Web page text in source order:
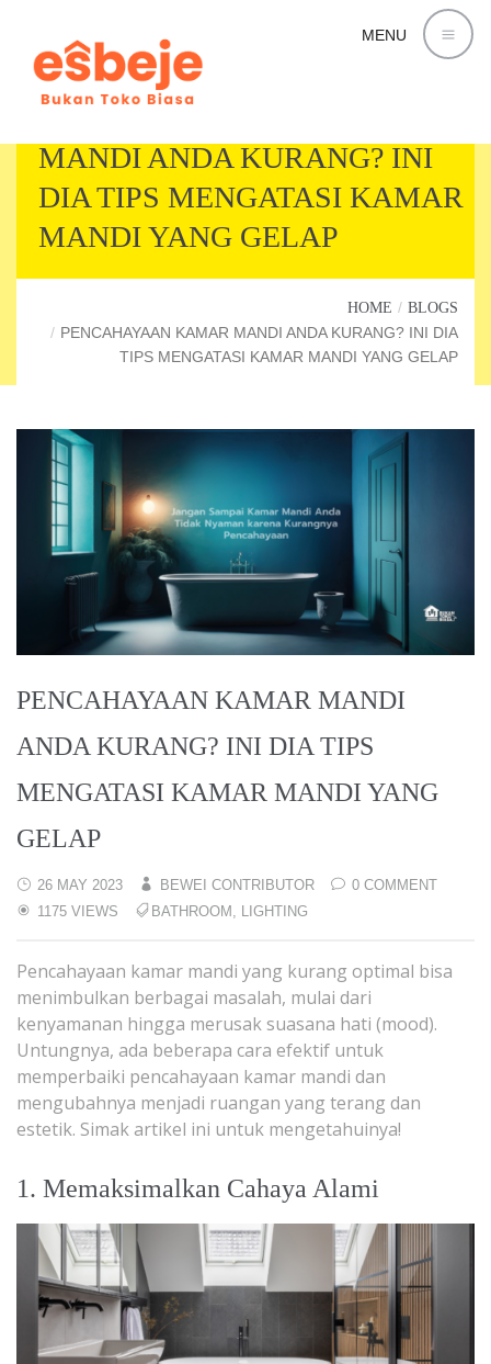
MENU
MANDI ANDA KURANG? INI
DIA TIPS MENGATASI KAMAR
MANDI YANG GELAP
HOME BLOGS
PENCAHAYAAN KAMAR MANDI ANDA KURANG? INI DIA
TIPS MENGATASI KAMAR MANDI YANG GELAP
PENCAHAYAAN KAMAR MANDI
ANDA KURANG? INI DIA TIPS
MENGATASI KAMAR MANDI YANG
GELAP
26 MAY 2023 BEWEI CONTRIBUTOR
0 COMMENT
1175 VIEWS
BATHROOM , LIGHTING
Pencahayaan kamar mandi yang kurang optimal bisa
menimbulkan berbagai masalah, mulai dari
kenyamanan hingga merusak suasana hati (mood).
Untungnya, ada beberapa cara efektif untuk
memperbaiki pencahayaan kamar mandi dan
mengubahnya menjadi ruangan yang terang dan
estetik. Simak artikel ini untuk mengetahuinya!
1. Memaksimalkan Cahaya Alami